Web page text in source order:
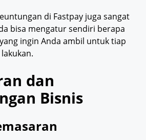
di Fastpay juga sangat
bisa mengatur sendiri berapa
ingin Anda ambil untuk tiap
dan
Bisnis